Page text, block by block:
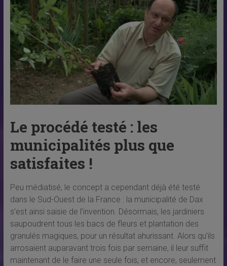
Le procédé testé : les
municipalités plus que
satisfaites !
Peu médiatisé, le concept a cependant déjà été testé
dans le Sud-Ouest de la France : la municipalité de Dax
s’est ainsi saisie de l’invention. Désormais, les jardiniers
saupoudrent tous les bacs de fleurs et plantation des
granulés magiques, pour un résultat ahurissant. Alors qu’ils
arrosaient auparavant trois fois par semaine, il leur suffit
maintenant de le faire une seule fois, et encore, seulement